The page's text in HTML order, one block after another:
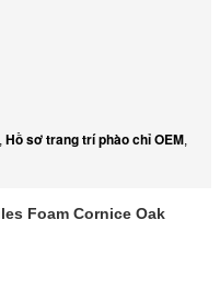
, Hồ sơ trang trí phào chỉ OEM,
Foam Cornice Oak